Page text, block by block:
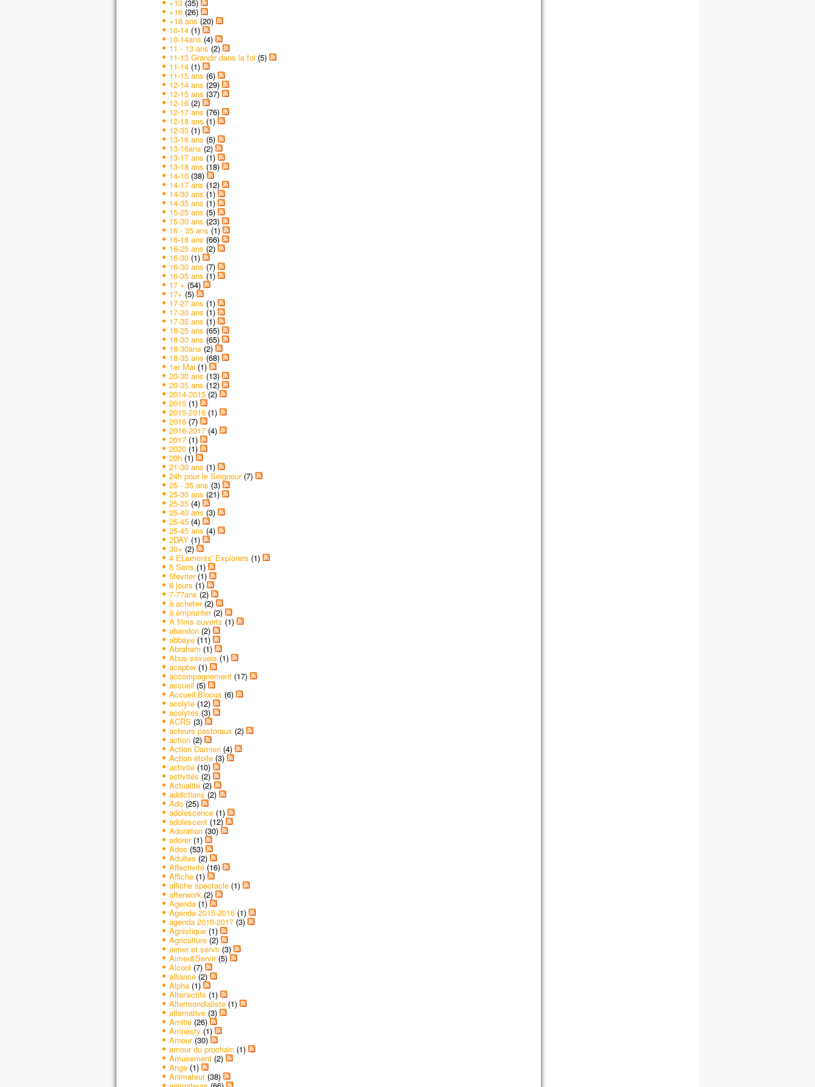
+13(35)
+16(26)
+18 ans (20)
10-14(1)
10-14ans (4)
11 - 13 ans (2)
11-13 Grandir dans la foi(5)
11-14(1)
11-15 ans (6)
12-14 ans (29)
12-15 ans (37)
12-16(2)
12-17 ans (76)
12-18 ans (1)
12-35(1)
13-16 ans (5)
13-16ans (2)
13-17 ans(1)
13-18 ans (18)
14-16(38)
14-17 ans (12)
14-30 ans (1)
14-35 ans (1)
15-25 ans (5)
15-30 ans (23)
16 - 35 ans(1)
16-18 ans (66)
16-25 ans (2)
16-30(1)
16-30 ans (7)
16-35 ans (1)
17 + (54)
17+ (5)
17-27 ans (1)
17-30 ans (1)
17-35 ans (1)
18-25 ans (65)
18-30 ans (65)
18-30ans (2)
18-35 ans(68)
1er Mai(1)
20-30 ans(13)
20-35 ans (12)
2014-2015(2)
2015(1)
2015-2016(1)
2016(7)
2016-2017(4)
2017(1)
2020(1)
20h(1)
21-30 ans (1)
24h pour le Seigneur(7)
25 - 35 ans (3)
25-30 ans (21)
25-35(4)
25-40 ans (3)
25-45(4)
25-45 ans (4)
2DAY(1)
30+ (2)
4 ELements' Explorers (1)
5 Sens (1)
5fevrier(1)
6 jours (1)
7-77ans(2)
à acheter(2)
à emprunter(2)
A films ouverts (1)
abandon(2)
abbaye(11)
Abraham (1)
Abus sexuels (1)
acapbw(1)
accompagnement(17)
accueil(5)
Accueil Blocus (6)
acolyte(12)
acolytes(3)
ACRS (3)
acteurs pastoraux (2)
action(2)
Action Damien(4)
Action étoile(3)
activité(10)
activités(2)
Actualité(2)
addictions(2)
Ado(25)
adolescence(1)
adolescent(12)
Adoration(30)
adorer(1)
Ados (53)
Adultes (2)
Affectivité(16)
Affiche(1)
affiche spectacle(1)
afterwork (2)
Agenda(1)
Agenda 2015-2016(1)
agenda 2016-2017(3)
Agnistique(1)
Agriculture(2)
aimer et servir(3)
Aimer&Servir(5)
Alcool (7)
alliance(2)
Alpha(1)
Alter'actifs (1)
Altermondialiste(1)
alternative(3)
Amitié(26)
Amnesty (1)
Amour(30)
amour du prochain(1)
Amusement(2)
Ange(1)
Animateur(38)